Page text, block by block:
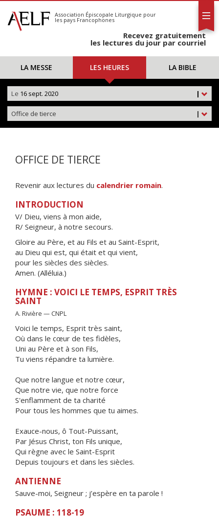
S'abonner
Calendrier
Association Épiscopale Liturgique pour
les pays Francophones
Recevez gratuitement
les lectures du jour par courriel
LA MESSE LES HEURES LA BIBLE
|
Le 16 sept. 2020
|
Office de tierce
OFFICE DE TIERCE
Revenir aux lectures du calendrier romain.
INTRODUCTION
V/ Dieu, viens à mon aide,
R/ Seigneur, à notre secours.
Gloire au Père, et au Fils et au Saint-Esprit,
au Dieu qui est, qui était et qui vient,
pour les siècles des siècles.
Amen. (Alléluia.)
HYMNE : VOICI LE TEMPS, ESPRIT TRÈS
SAINT
A. Rivière — CNPL
Voici le temps, Esprit très saint,
Où dans le cœur de tes fidèles,
Uni au Père et à son Fils,
Tu viens répandre ta lumière.
Que notre langue et notre cœur,
Que notre vie, que notre force
S'enflamment de ta charité
Pour tous les hommes que tu aimes.
Exauce-nous, ô Tout-Puissant,
Par Jésus Christ, ton Fils unique,
Qui règne avec le Saint-Esprit
Depuis toujours et dans les siècles.
ANTIENNE
Sauve-moi, Seigneur ; j’espère en ta parole !
PSAUME : 118-19